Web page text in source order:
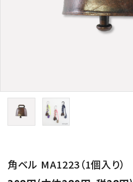
SHOP
店舗
CONTACT
角ベル MA1223（1個入り）